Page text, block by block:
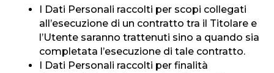
I Dati Personali raccolti per scopi collegati
all’esecuzione di un contratto tra il Titolare e
l’Utente saranno trattenuti sino a quando sia
completata l’esecuzione di tale contratto.
I Dati Personali raccolti per finalità